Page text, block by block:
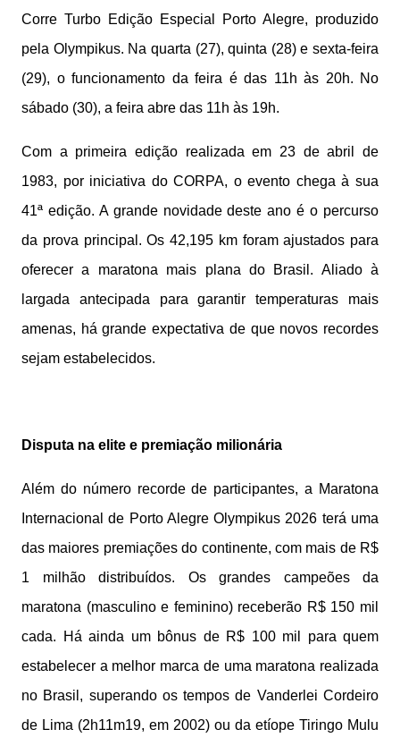
Corre Turbo Edição Especial Porto Alegre, produzido
pela Olympikus. Na quarta (27), quinta (28) e sexta-feira
(29), o funcionamento da feira é das 11h às 20h. No
sábado (30), a feira abre das 11h às 19h.
Com a primeira edição realizada em 23 de abril de
1983, por iniciativa do CORPA, o evento chega à sua
41ª edição. A grande novidade deste ano é o percurso
da prova principal. Os 42,195 km foram ajustados para
oferecer a maratona mais plana do Brasil. Aliado à
largada antecipada para garantir temperaturas mais
amenas, há grande expectativa de que novos recordes
sejam estabelecidos.
Disputa na elite e premiação milionária
Além do número recorde de participantes, a Maratona
Internacional de Porto Alegre Olympikus 2026 terá uma
das maiores premiações do continente, com mais de R$
1 milhão distribuídos. Os grandes campeões da
maratona (masculino e feminino) receberão R$ 150 mil
cada. Há ainda um bônus de R$ 100 mil para quem
estabelecer a melhor marca de uma maratona realizada
no Brasil, superando os tempos de Vanderlei Cordeiro
de Lima (2h11m19, em 2002) ou da etíope Tiringo Mulu